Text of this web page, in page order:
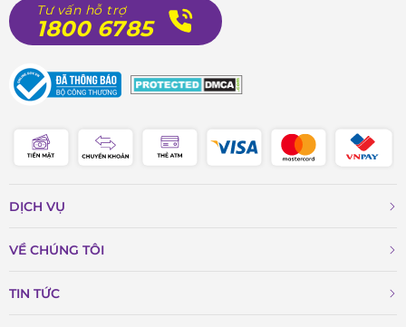
Tư vấn hỗ trợ
1800 6785
DỊCH VỤ
VỀ CHÚNG TÔI
TIN TỨC